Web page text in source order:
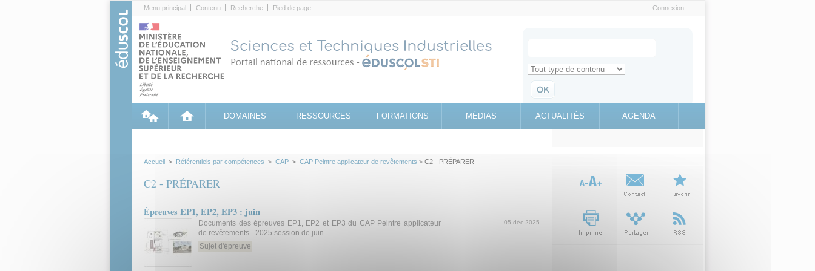
Menu principal Contenu Recherche Pied de page Connexion
Search for
Retrouvez toute l'information sur le site education.gouv.fr
DOMAINES RESSOURCES FORMATIONS MÉDIAS ACTUALITÉS AGENDA
Accueil > Référentiels par compétences > CAP > CAP Peintre applicateur de revêtements > C2 - PRÉPARER
C2 - PRÉPARER
Épreuves EP1, EP2, EP3 : juin
05 déc 2025
Documents des épreuves EP1, EP2 et EP3 du CAP Peintre applicateur
de revêtements - 2025 session de juin
Sujet d'épreuve